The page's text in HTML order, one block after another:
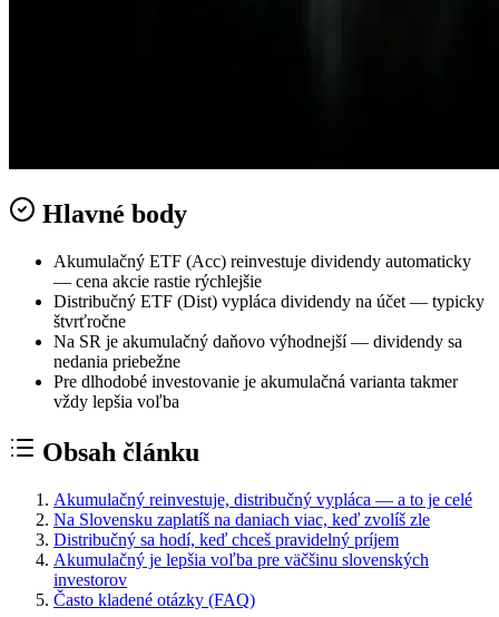
Hlavné body
Akumulačný ETF (Acc) reinvestuje dividendy automaticky
— cena akcie rastie rýchlejšie
Distribučný ETF (Dist) vypláca dividendy na účet — typicky
štvrťročne
Na SR je akumulačný daňovo výhodnejší — dividendy sa
nedania priebežne
Pre dlhodobé investovanie je akumulačná varianta takmer
vždy lepšia voľba
Obsah článku
Akumulačný reinvestuje, distribučný vypláca — a to je celé
Na Slovensku zaplatíš na daniach viac, keď zvolíš zle
Distribučný sa hodí, keď chceš pravidelný príjem
Akumulačný je lepšia voľba pre väčšinu slovenských
investorov
Často kladené otázky (FAQ)